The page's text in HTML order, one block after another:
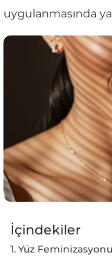
uygulanmasında
İçindekiler
Yüz